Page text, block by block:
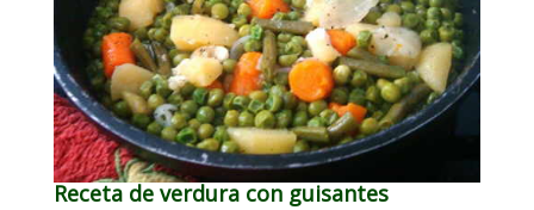
Receta de verdura con guisantes